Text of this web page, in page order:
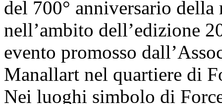
del 700° anniversario
nell’ambito dell’edizione
evento promosso
Manallart nel quartiere di
Nei luoghi simbolo di